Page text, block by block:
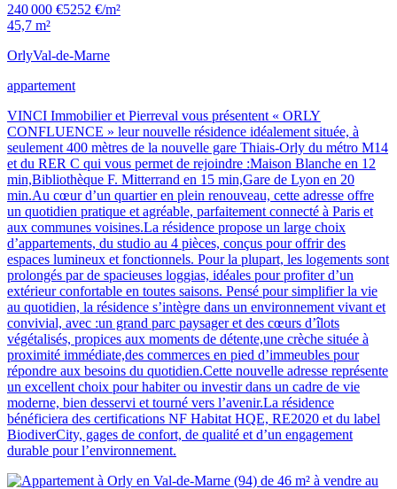
240 000 €5252 €/m²
45,7 m²
OrlyVal-de-Marne
appartement
VINCI Immobilier et Pierreval vous présentent « ORLY
CONFLUENCE » leur nouvelle résidence idéalement située, à
seulement 400 mètres de la nouvelle gare Thiais-Orly du métro M14
et du RER C qui vous permet de rejoindre :Maison Blanche en 12
min,Bibliothèque F. Mitterrand en 15 min,Gare de Lyon en 20
min.Au cœur d’un quartier en plein renouveau, cette adresse offre
un quotidien pratique et agréable, parfaitement connecté à Paris et
aux communes voisines.La résidence propose un large choix
d’appartements, du studio au 4 pièces, conçus pour offrir des
espaces lumineux et fonctionnels. Pour la plupart, les logements sont
prolongés par de spacieuses loggias, idéales pour profiter d’un
extérieur confortable en toutes saisons. Pensé pour simplifier la vie
au quotidien, la résidence s’intègre dans un environnement vivant et
convivial, avec :un grand parc paysager et des cœurs d’îlots
végétalisés, propices aux moments de détente,une crèche située à
proximité immédiate,des commerces en pied d’immeubles pour
répondre aux besoins du quotidien.Cette nouvelle adresse représente
un excellent choix pour habiter ou investir dans un cadre de vie
moderne, bien desservi et tourné vers l’avenir.La résidence
bénéficiera des certifications NF Habitat HQE, RE2020 et du label
BiodiverCity, gages de confort, de qualité et d’un engagement
durable pour l’environnement.